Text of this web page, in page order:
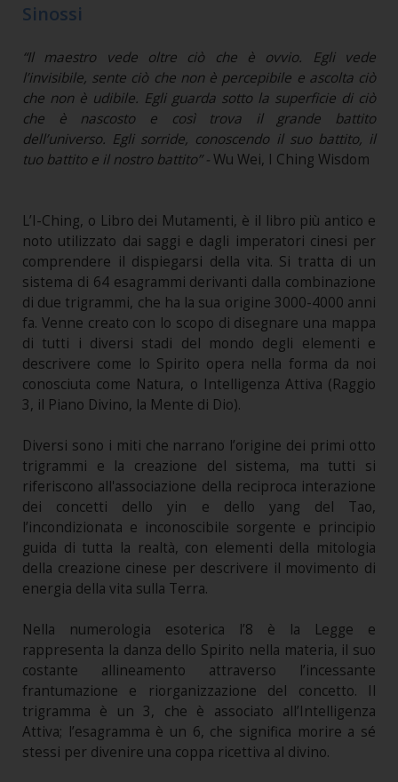
Sinossi
“Il maestro vede oltre ciò che è ovvio. Egli vede
l’invisibile, sente ciò che non è percepibile e ascolta ciò
che non è udibile. Egli guarda sotto la superficie di ciò
che è nascosto e così trova il grande battito
dell’universo. Egli sorride, conoscendo il suo battito, il
tuo battito e il nostro battito” -Wu Wei, I Ching Wisdom
L’I-Ching, o Libro dei Mutamenti, è il libro più antico e
noto utilizzato dai saggi e dagli imperatori cinesi per
comprendere il dispiegarsi della vita. Si tratta di un
sistema di 64 esagrammi derivanti dalla combinazione
di due trigrammi, che ha la sua origine 3000-4000 anni
fa. Venne creato con lo scopo di disegnare una mappa
di tutti i diversi stadi del mondo degli elementi e
descrivere come lo Spirito opera nella forma da noi
conosciuta come Natura, o Intelligenza Attiva (Raggio
3, il Piano Divino, la Mente di Dio).
Diversi sono i miti che narrano l’origine dei primi otto
trigrammi e la creazione del sistema, ma tutti si
riferiscono all'associazione della reciproca interazione
dei concetti dello yin e dello yang del Tao,
l’incondizionata e inconoscibile sorgente e principio
guida di tutta la realtà, con elementi della mitologia
della creazione cinese per descrivere il movimento di
energia della vita sulla Terra.
Nella numerologia esoterica l’8 è la Legge e
rappresenta la danza dello Spirito nella materia, il suo
costante allineamento attraverso l’incessante
frantumazione e riorganizzazione del concetto. Il
trigramma è un 3, che è associato all’Intelligenza
Attiva; l’esagramma è un 6, che significa morire a sé
stessi per divenire una coppa ricettiva al divino.